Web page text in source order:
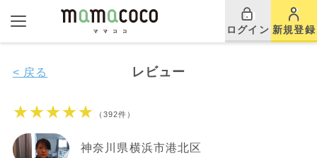
ログイン 新規登録
レビュー
< 戻る
★★★★★ （392件）
神奈川県横浜市港北区